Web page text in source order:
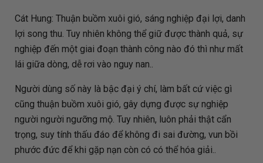
Cát Hung: Thuận buồm xuôi gió, sáng nghiệp đại lợi, danh
lợi song thu. Tuy nhiên không thể giữ được thành quả, sự
nghiệp đến một giai đoạn thành công nào đó thì như mất
lái giữa dòng, dễ rơi vào nguy nan..
Người dùng số này là bậc đại ý chí, làm bất cứ việc gì
cũng thuận buồm xuôi gió, gây dựng được sự nghiệp
người người ngưỡng mộ. Tuy nhiên, luôn phải thật cẩn
trọng, suy tính thấu đáo để không đi sai đường, vun bồi
phước đức để khi gặp nạn còn có có thể hóa giải..